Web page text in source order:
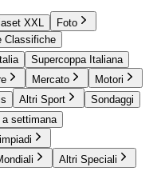
XXL
Foto
Classifiche
Supercoppa Italiana
Mercato
Motori
Altri Sport
Sondaggi
a settimana
Altri Speciali